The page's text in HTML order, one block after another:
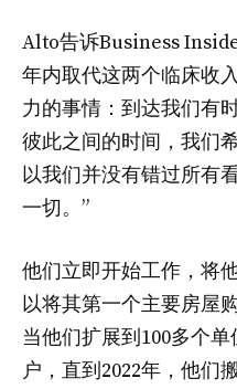
Alto告诉Business
年内取代这两个临床收
力的事情：到达我们有
彼此之间的时间，我们
以我们并没有错过所有
一切。”
他们立即开始工作，将
以将其第一个主要房屋
当他们扩展到100多个
户，直到2022年，他们